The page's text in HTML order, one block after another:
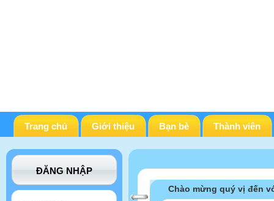
Trang chủ Giới thiệu Bạn bè Thành viên
ĐĂNG NHẬP
Chào mừng quý vị đến